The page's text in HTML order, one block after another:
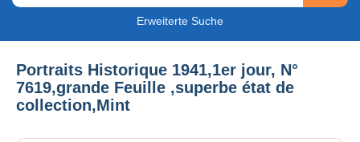
Erweiterte Suche
Portraits Historique 1941,1er jour, N°
7619,grande Feuille ,superbe état de
collection,Mint